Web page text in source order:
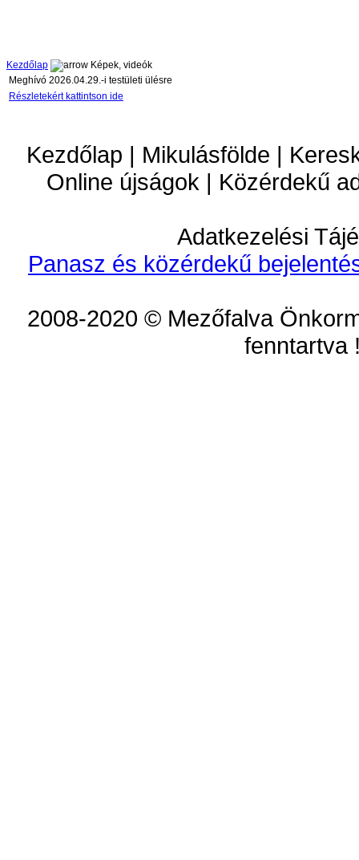
Kezdőlap
Képek, videók
Meghívó 2026.04.29.-i testületi ülésre
Részletekért kattintson ide
Kezdőlap | Mikulásfölde |
Online újságok | Közérdekű
Adatkezelési
Panasz és közérdekű
2008-2020 © Mezőfalva
fenntartva